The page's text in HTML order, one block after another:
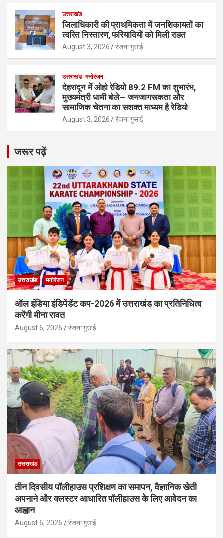
उत्तराखंड
जिलाधिकारी की प्राथमिकता में जनशिकायतों का
त्वरित निस्तारण, फरियादियों को मिली राहत
August 3, 2026 रंजना गुसाई
उत्तराखंड मनोरंजन
देहरादून में ओहो रेडियो 89.2 FM का शुभारंभ,
मुख्यमंत्री धामी बोले— जनजागरूकता और
सामाजिक चेतना का सशक्त माध्यम है रेडियो
August 3, 2026 रंजना गुसाई
जरूर पढ़ें
उत्तराखंड मनोरंजन
ऑल इंडिया इंडिपेंडेंट कप-2026 में उत्तराखंड का प्रतिनिधित्व
करेंगी मीना रावत
August 6, 2026 रंजना गुसाई
उत्तराखंड
तीन दिवसीय पॉलीहाउस प्रशिक्षण का समापन, वैज्ञानिक खेती
अपनाने और क्लस्टर आधारित पॉलीहाउस के लिए आवेदन का
आह्वान
August 6, 2026 रंजना गुसाई